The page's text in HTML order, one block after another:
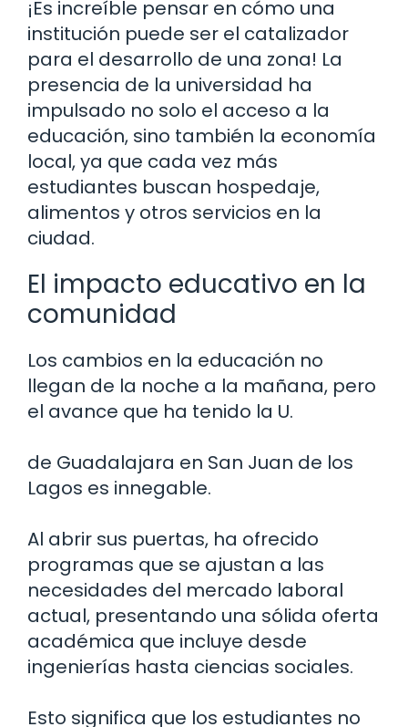
¡Es increíble pensar en cómo una
institución puede ser el catalizador
para el desarrollo de una zona! La
presencia de la universidad ha
impulsado no solo el acceso a la
educación, sino también la economía
local, ya que cada vez más
estudiantes buscan hospedaje,
alimentos y otros servicios en la
ciudad.
El impacto educativo en la
comunidad
Los cambios en la educación no
llegan de la noche a la mañana, pero
el avance que ha tenido la U.
de Guadalajara en San Juan de los
Lagos es innegable.
Al abrir sus puertas, ha ofrecido
programas que se ajustan a las
necesidades del mercado laboral
actual, presentando una sólida oferta
académica que incluye desde
ingenierías hasta ciencias sociales.
Esto significa que los estudiantes no